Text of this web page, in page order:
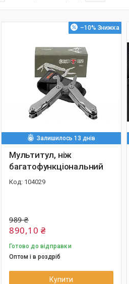
–10%
Залишилось 13 днів
Мультитул, ніж
багатофункціональний
104029
989 ₴
890,10 ₴
Готово до відправки
Оптом і в роздріб
Купити